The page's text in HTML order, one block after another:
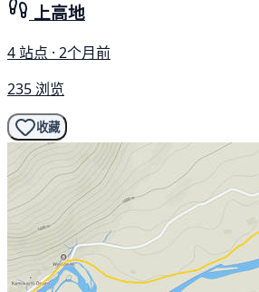
上高地
4 站点 · 2个月前
235 浏览
收藏